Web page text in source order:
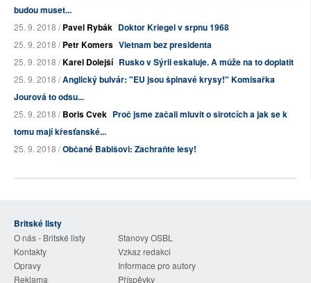
budou muset...
25. 9. 2018 /Pavel Rybák Doktor Kriegel v srpnu 1968
25. 9. 2018 /Petr Komers Vietnam bez presidenta
25. 9. 2018 /Karel Dolejší Rusko v Sýrii eskaluje. A může na to doplatit
25. 9. 2018 /Anglický bulvár: "EU jsou špinavé krysy!" Komisařka
Jourová to odsu...
25. 9. 2018 /Boris Cvek Proč jsme začali mluvit o sirotcích a jak se k
tomu mají křesťanské...
25. 9. 2018 /Občané Babišovi: Zachraňte lesy!
Britské listy
O nás - Britské listy
Stanovy OSBL
Kontakty
Vzkaz redakci
Opravy
Informace pro autory
Reklama
Příspěvky